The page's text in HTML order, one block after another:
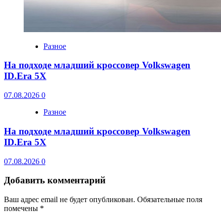
Разное
На подходе младший кроссовер Volkswagen
ID.Era 5X
07.08.2026 0
Разное
На подходе младший кроссовер Volkswagen
ID.Era 5X
07.08.2026 0
Добавить комментарий
Ваш адрес email не будет опубликован. Обязательные поля
помечены *